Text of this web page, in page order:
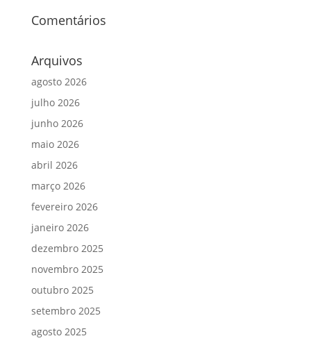
Comentários
Arquivos
agosto 2026
julho 2026
junho 2026
maio 2026
abril 2026
março 2026
fevereiro 2026
janeiro 2026
dezembro 2025
novembro 2025
outubro 2025
setembro 2025
agosto 2025